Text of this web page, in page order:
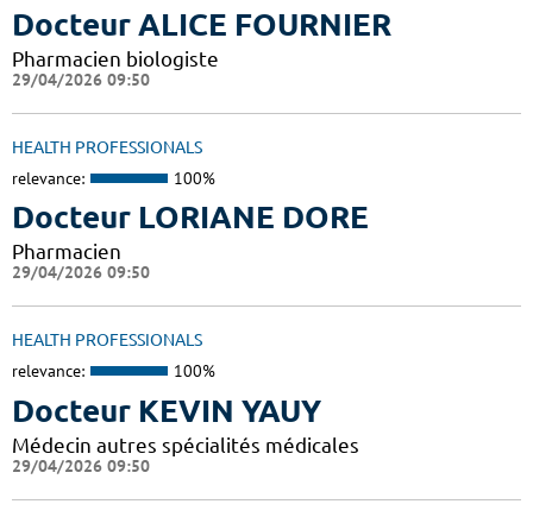
Docteur ALICE FOURNIER
Pharmacien biologiste
29/04/2026 09:50
HEALTH PROFESSIONALS
relevance: 100%
Docteur LORIANE DORE
Pharmacien
29/04/2026 09:50
HEALTH PROFESSIONALS
relevance: 100%
Docteur KEVIN YAUY
Médecin autres spécialités médicales
29/04/2026 09:50